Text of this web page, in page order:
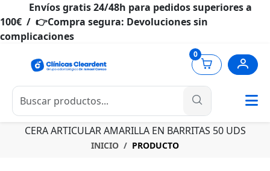
Envíos gratis 24/48h para pedidos superiores a
100€ / 👉Compra segura: Devoluciones sin
complicaciones
0
CERA ARTICULAR AMARILLA EN BARRITAS 50 UDS
INICIO PRODUCTO